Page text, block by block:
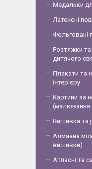
Медальки
Латексні
Фольговані
Розтяжки та
дитячого
Плакати та
інтер'єру
Картини за
(малювання
Вишивка та
Алмазна
вишивки)
Атласні та